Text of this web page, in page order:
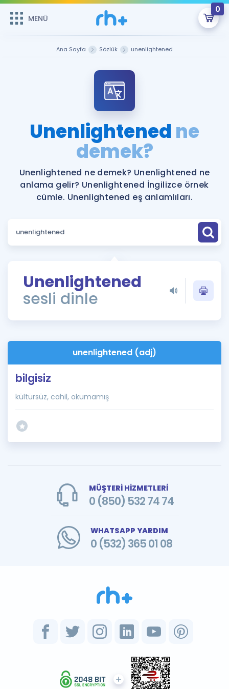
MENÜ
0
Şifremi Hatırlamıyorum
Sepetin Şu An Boş.
Remzi Hoca ile seni sınava hazırlayacak onlarca eğitim seni
bekliyor!
MENÜ
Katılımcı Görüşleri
Faydalı Araçlar
Ücretsiz Kaynaklar
Puan Hesaplama
ÖSYM Sınav Takvimi
Kampanyalar
İngilizce Gramer
İngilizce Gramer
Ana Sayfa Sözlük unenlightened
Unenlightened ne
demek?
Unenlightened ne demek? Unenlightened ne
anlama gelir? Unenlightened İngilizce örnek
cümle. Unenlightened eş anlamlıları.
Unenlightened
sesli dinle
unenlightened (adj)
bilgisiz
kültürsüz, cahil, okumamış
MÜŞTERİ HİZMETLERİ
0 (850) 532 74 74
WHATSAPP YARDIM
0 (532) 365 01 08